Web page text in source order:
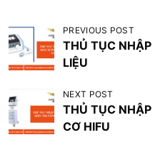
Đ
i
ề
u
h
ư
PREVIOUS POST
THỦ TỤC NHẬP
LIỆU
NEXT POST
THỦ TỤC
CƠ HIFU